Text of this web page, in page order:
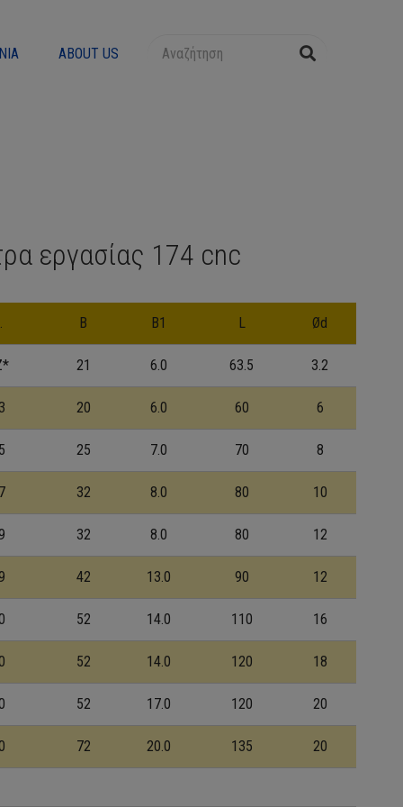
ABOUT US
εργασίας 174 cnc
B B1 L Ød
21 6.0 63.5 3.2
20 6.0 60 6
25 7.0 70 8
32 8.0 80 10
32 8.0 80 12
42 13.0 90 12
52 14.0 110 16
52 14.0 120 18
52 17.0 120 20
72 20.0 135 20